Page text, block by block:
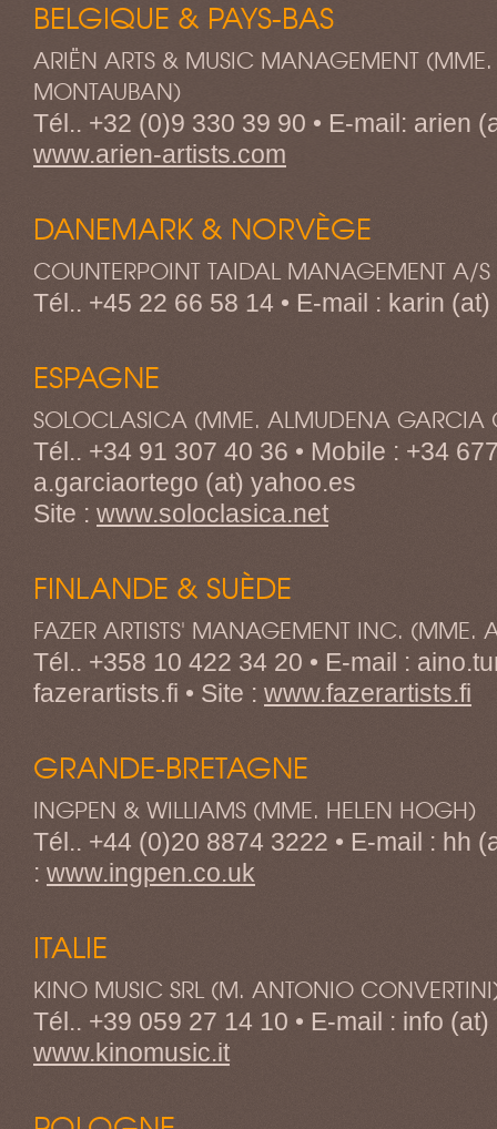
BELGIQUE & PAYS-BAS
ARIËN ARTS & MUSIC MANAGEMENT (MME.
MONTAUBAN)
Tél.. +32 (0)9 330 39 90 • E-mail: arien
www.arien-artists.com
DANEMARK & NORVÈGE
COUNTERPOINT TAIDAL MANAGEMENT A/
Tél.. +45 22 66 58 14 • E-mail : karin
ESPAGNE
SOLOCLASICA (MME. ALMUDENA GARCIA
Tél.. +34 91 307 40 36 • Mobile : +34
a.garciaortego (at) yahoo.es
Site : www.soloclasica.net
FINLANDE & SUÈDE
FAZER ARTISTS' MANAGEMENT INC. (MME.
Tél.. +358 10 422 34 20 • E-mail :
fazerartists.fi • Site : www.fazerartists.fi
GRANDE-BRETAGNE
INGPEN & WILLIAMS (MME. HELEN HOGH)
Tél.. +44 (0)20 8874 3222 • E-mail : hh
: www.ingpen.co.uk
ITALIE
KINO MUSIC SRL (M. ANTONIO
Tél.. +39 059 27 14 10 • E-mail : info
www.kinomusic.it